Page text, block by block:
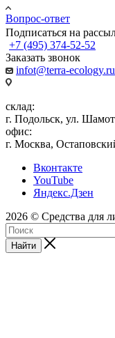
Вопрос-ответ
Подписаться на
+7 (495) 374-52-52
Заказать звонок
infot@terra-ecology.ru
склад:
г. Подольск, ул.
офис:
г. Москва,
Вконтакте
YouTube
Яндекс.Дзен
2026 © Средства для
Найти